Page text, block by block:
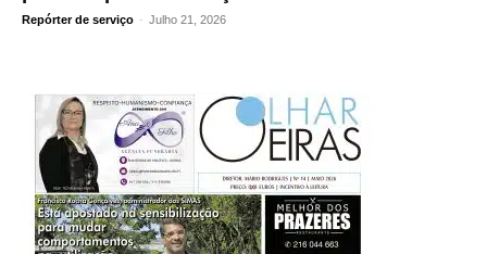
Repórter de serviço - Julho 21, 2026